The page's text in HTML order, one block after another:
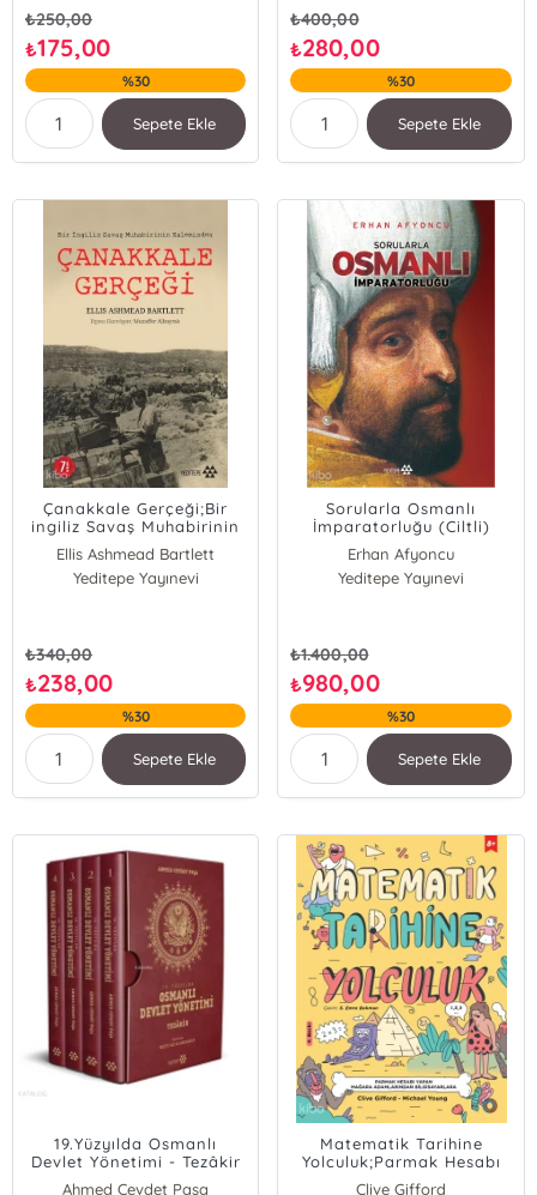
₺250,00
₺175,00
%30
Sepete Ekle
₺400,00
₺280,00
%30
Sepete Ekle
Çanakkale Gerçeği;Bir
ingiliz Savaş Muhabirinin
Kaleminden
Ellis Ashmead Bartlett
Yeditepe Yayınevi
₺340,00
₺238,00
%30
Sepete Ekle
Sorularla Osmanlı
İmparatorluğu (Ciltli)
Erhan Afyoncu
Yeditepe Yayınevi
₺1.400,00
₺980,00
%30
Sepete Ekle
19.Yüzyılda Osmanlı
Devlet Yönetimi - Tezâkir
Ahmed Cevdet Paşa
Matematik Tarihine
Yolculuk;Parmak Hesabı
Yapan Mağara
Clive Gifford